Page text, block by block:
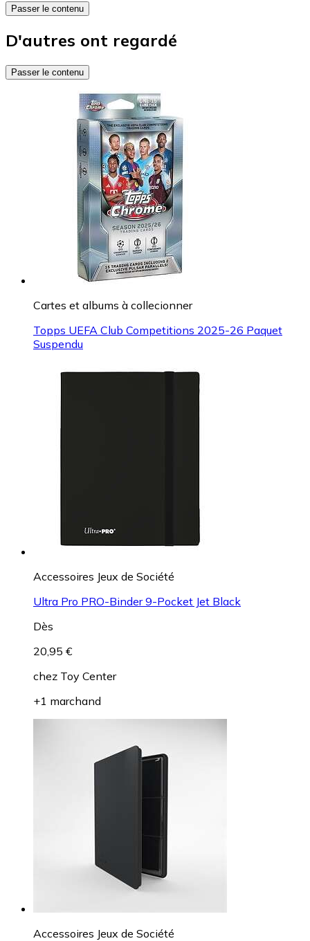
Passer le contenu
D'autres ont regardé
Passer le contenu
Cartes et albums à collecionner
Topps UEFA Club Competitions 2025-26 Paquet
Suspendu
Accessoires Jeux de Société
Ultra Pro PRO-Binder 9-Pocket Jet Black
Dès
20,95 €
chez Toy Center
+1 marchand
Accessoires Jeux de Société